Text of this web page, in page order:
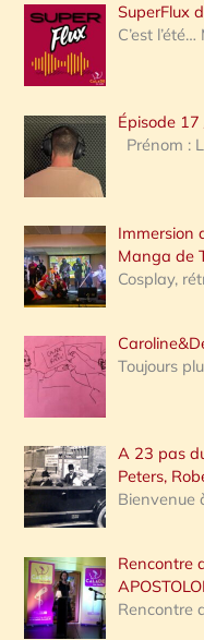
e
r
c
h
e
:
SuperFlux
C’est
Épisode 17
Prénom :
Immersion
Manga de
Cosplay,
Toujours
A 23 pas
Peters,
Bienvenue
Rencontre
Rencontre